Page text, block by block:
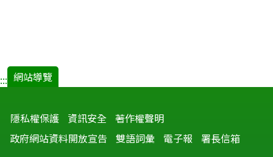
::: 網站導覽
隱私權保護 資訊安全 著作權聲明
政府網站資料開放宣告
雙語詞彙 電子報 署長信箱